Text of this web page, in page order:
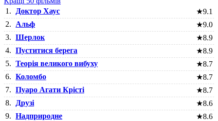
1.
Доктор Хаус ★9.1
2.
Альф ★9.0
3. Шерлок ★8.9
4. Пуститися берега ★8.9
5. Теорія великого вибуху ★8.7
6. Коломбо ★8.7
7. Пуаро Агати Крісті ★8.7
8.
Друзі ★8.6
9. Надприродне ★8.6